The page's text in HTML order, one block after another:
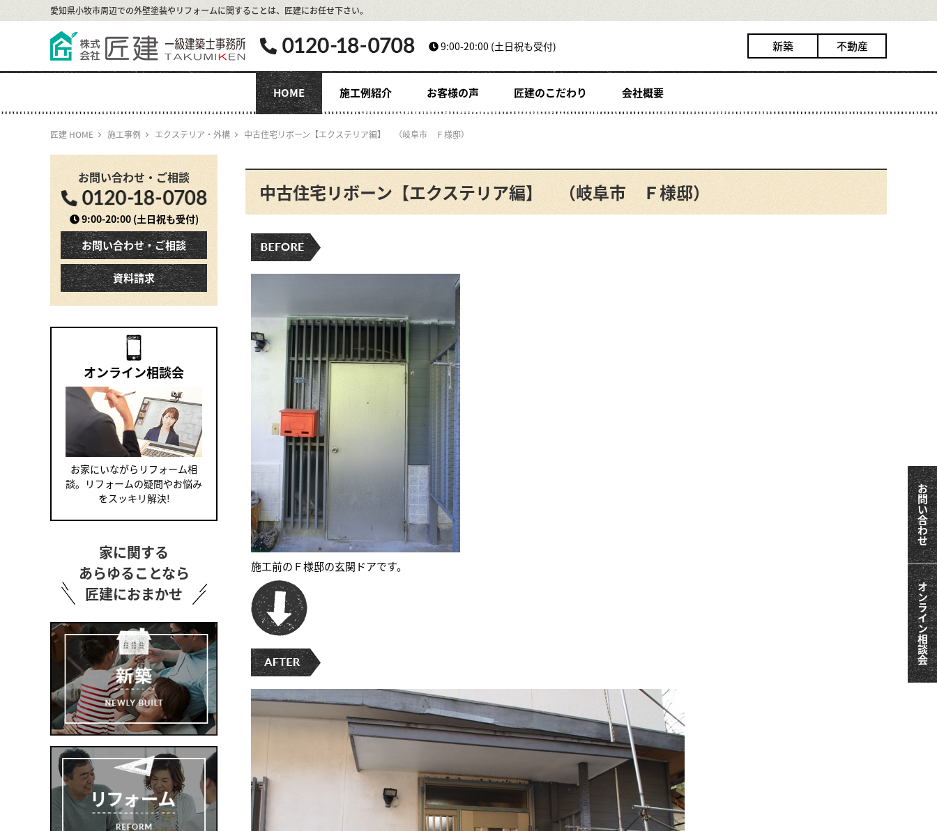
愛知県小牧市周辺での外壁塗装やリフォームに関することは、 匠建にお任せ下さい。
9:00-20:00 (土日祝も受付) 新築 不動産
HOME 施工例紹介 お客様の声 匠建のこだわり 会社概要
匠建 HOME 施工事例 エクステリア・外構 中古住宅リボーン【エクステリア編】 （岐阜市 Ｆ様邸）
お問い合わせ・ご相談
9:00-20:00(土日祝も受付)
お問い合わせ・ご相談
資料請求
オンライン相談会
お家にいながらリフォーム相
談。リフォームの疑問やお悩み
をスッキリ解決!
家に関する
あらゆることなら
匠建におまかせ
中古住宅リボーン【エクステリア編】 （岐阜市 Ｆ様邸）
施工前のＦ様邸の玄関ドアです。
お問い合わせ
オンライン相談会